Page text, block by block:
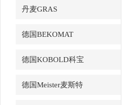
丹麦GRAS
德国BEKOMAT
德国KOBOLD科宝
德国Meister麦斯特